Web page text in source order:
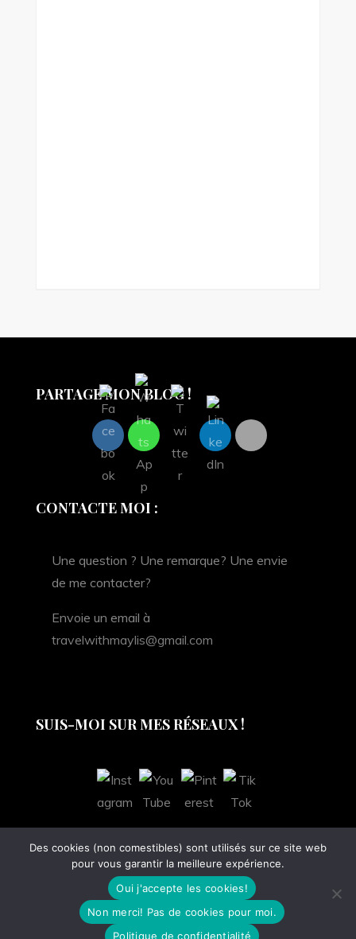
PARTAGE MON BLOG !
CONTACTE MOI :
Une question ? Une remarque? Une envie
de me contacter?
Envoie un email à
travelwithmaylis@gmail.com
SUIS-MOI SUR MES RÉSEAUX !
Copyright © All rights reserved. Theme Creativ
Blog by
Creativ Themes
Des cookies (non comestibles) sont utilisés sur ce site web
pour vous garantir la meilleure expérience.
Oui j'accepte les cookies!
Non merci! Pas de cookies pour moi.
Politique de confidentialité